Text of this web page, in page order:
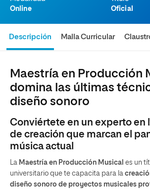
Online
Oficial
Descripción Malla Curricular
Maestría en Producción
domina las últimas
diseño sonoro
Conviértete en un experto en
de creación que marcan el
música actual
La Maestría en Producción Musical es un
universitario que te capacita para la
diseño sonoro de proyectos musicales